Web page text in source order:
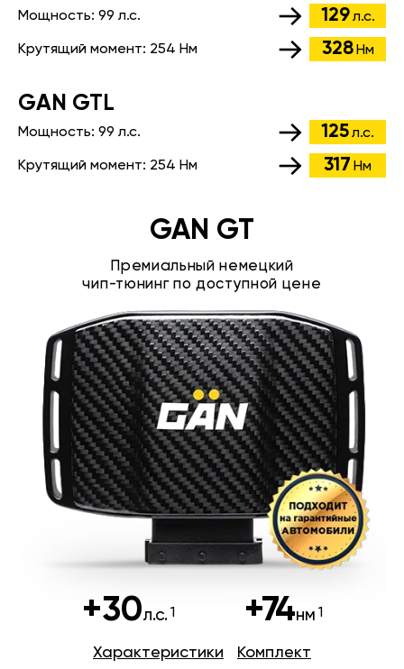
Мощность: 99 л.с. 129 л.с.
Крутящий момент: 254 Нм 328 Нм
GАN GTL
Мощность: 99 л.с. 125л.с.
Крутящий момент: 254 Нм 317 Нм
GAN GT
Премиальный немецкий
чип-тюнинг по доступной цене
+30л.с. +74нм
Характеристики Комплект